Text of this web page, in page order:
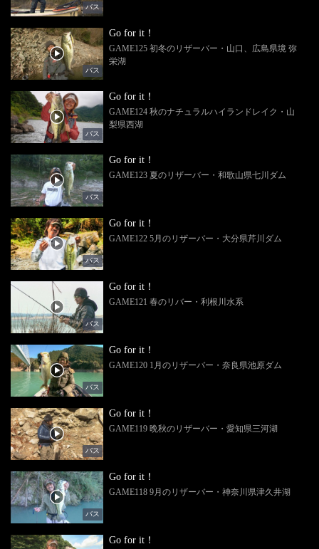
バス
バス
Go for it！
GAME125 初冬のリザーバー・山口、広島県境 弥
栄湖
バス
Go for it！
GAME124 秋のナチュラルハイランドレイク・山
梨県西湖
バス
Go for it！
GAME123 夏のリザーバー・和歌山県七川ダム
バス
Go for it！
GAME122 5月のリザーバー・大分県芹川ダム
バス
Go for it！
GAME121 春のリバー・利根川水系
バス
Go for it！
GAME120 1月のリザーバー・奈良県池原ダム
バス
Go for it！
GAME119 晩秋のリザーバー・愛知県三河湖
バス
Go for it！
GAME118 9月のリザーバー・神奈川県津久井湖
Go for it！